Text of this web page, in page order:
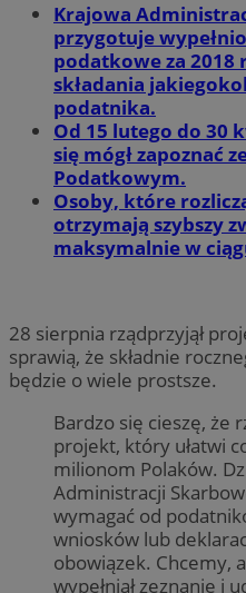
Krajowa
przygotuje
podatkowe za 2018
składania
podatnika.
Od 15 lutego do 30
się mógł zapoznać
Podatkowym.
Osoby, które
otrzymają szybszy
maksymalnie w
28 sierpnia rządprzyjął
sprawią, że składnie
będzie o wiele prostsze.
Bardzo się cieszę, że
projekt, który ułatwi
milionom Polaków.
Administracji
wymagać od
wniosków lub
obowiązek. Chcemy,
wypełniał zeznanie i